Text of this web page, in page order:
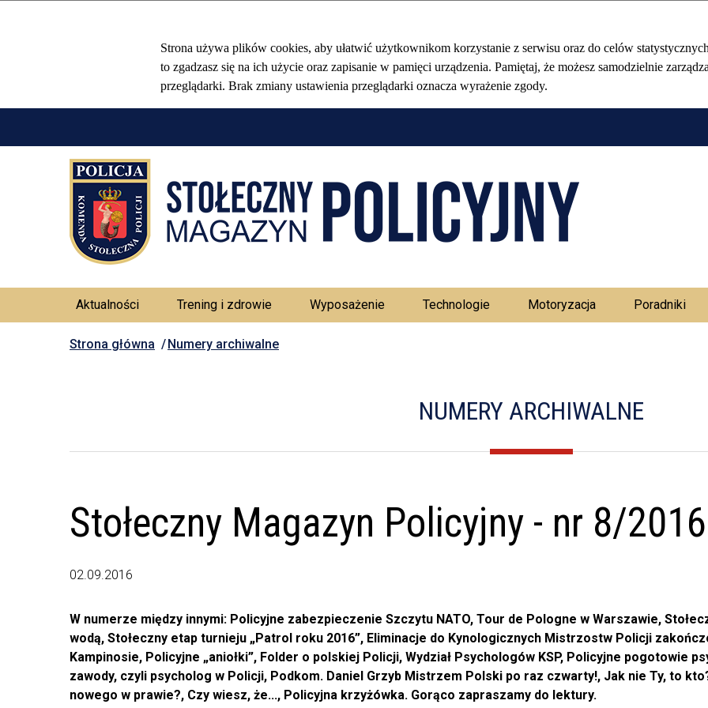
Stołeczny
Aktualności Trening i zdrowie Wyposażenie Technologie Motoryzacja Poradniki
Strona główna Numery archiwalne
NUMERY ARCHIWALNE
Stołeczny Magazyn Policyjny - nr 8/2016
02.09.2016
W numerze między innymi: Policyjne zabezpieczenie Szczytu NATO, Tour de Pologne w Warszawie,
wodą, Stołeczny etap turnieju „Patrol roku 2016”, Eliminacje do Kynologicznych Mistrzostw Policji
Kampinosie, Policyjne „aniołki”, Folder o polskiej Policji, Wydział Psychologów KSP, Policyjne pogotowie
zawody, czyli psycholog w Policji, Podkom. Daniel Grzyb Mistrzem Polski po raz czwarty!, Jak nie Ty, to
nowego w prawie?, Czy wiesz, że..., Policyjna krzyżówka. Gorąco zapraszamy do lektury.